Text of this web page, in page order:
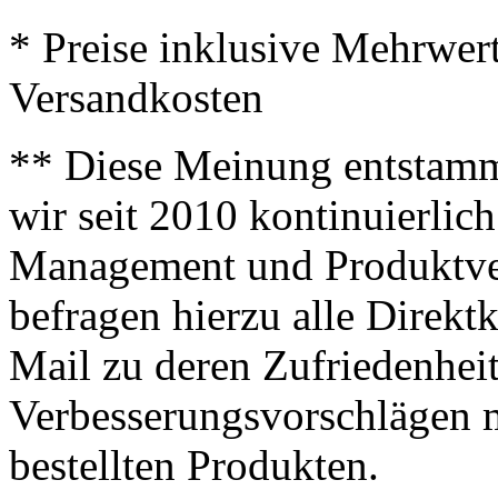
* Preise inklusive
Versandkosten
** Diese Meinung
wir seit 2010
Management und
befragen hierzu alle
Mail zu deren
bestellten Produkten.